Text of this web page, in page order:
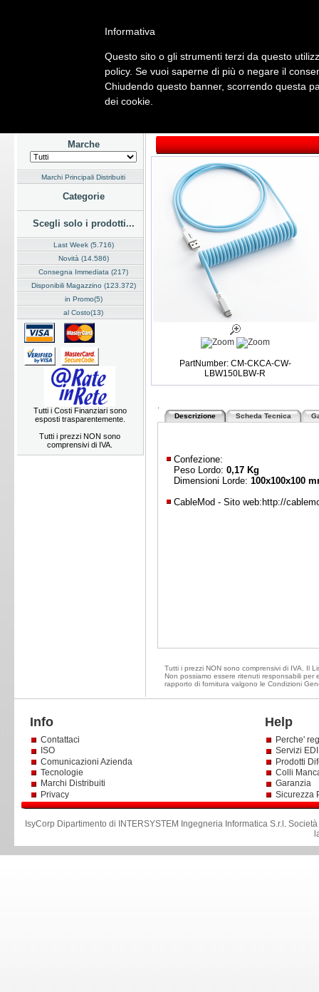
Marchi Dati Cliente Servizi Company
Software Fotografia Telefonia Audio Video
Marche
Marchi Principali Distribuiti
Categorie
Scegli solo i prodotti...
Last Week (5.716)
Novità (14.586)
Consegna Immediata (217)
Disponibili Magazzino (123.372)
in Promo(5)
al Costo(13)
Tutti i Costi Finanziari sono
esposti trasparentemente.
Tutti i prezzi NON sono
comprensivi di IVA.
PartNumber: CM-CKCA-CW-
LBW150LBW-R
Descrizione Scheda Tecnica
Confezione:
Peso Lordo: 0,17 Kg
Dimensioni Lorde: 100x100x100
CableMod - Sito web: http://
Tutti i prezzi NON sono comprensivi di IVA. Il
Non possiamo essere ritenuti responsabili
rapporto di fornitura valgono le Condizioni
Info Help
Contattaci
ISO
Comunicazioni Azienda
Tecnologie
Marchi Distribuiti
Privacy
Perche'
Servizi
Prodotti
Colli
Garanzia
Sicurezza
IsyCorp Dipartimento di INTERSYSTEM Ingegneria Informatica S.r.l .
Informativa
Questo sito o gli strumenti terzi da questo
policy. Se vuoi saperne di più o negare il
Chiudendo questo banner, scorrendo questa
dei cookie.